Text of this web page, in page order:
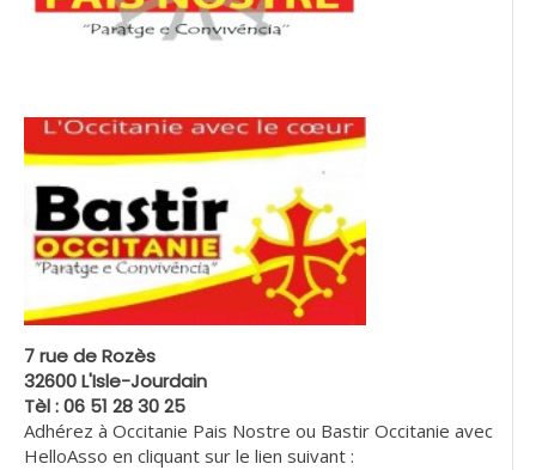
7 rue de Rozès
32600 L'Isle-Jourdain
Tèl : 06 51 28 30 25
Adhérez à Occitanie Pais Nostre ou Bastir Occitanie avec
HelloAsso en cliquant sur le lien suivant :